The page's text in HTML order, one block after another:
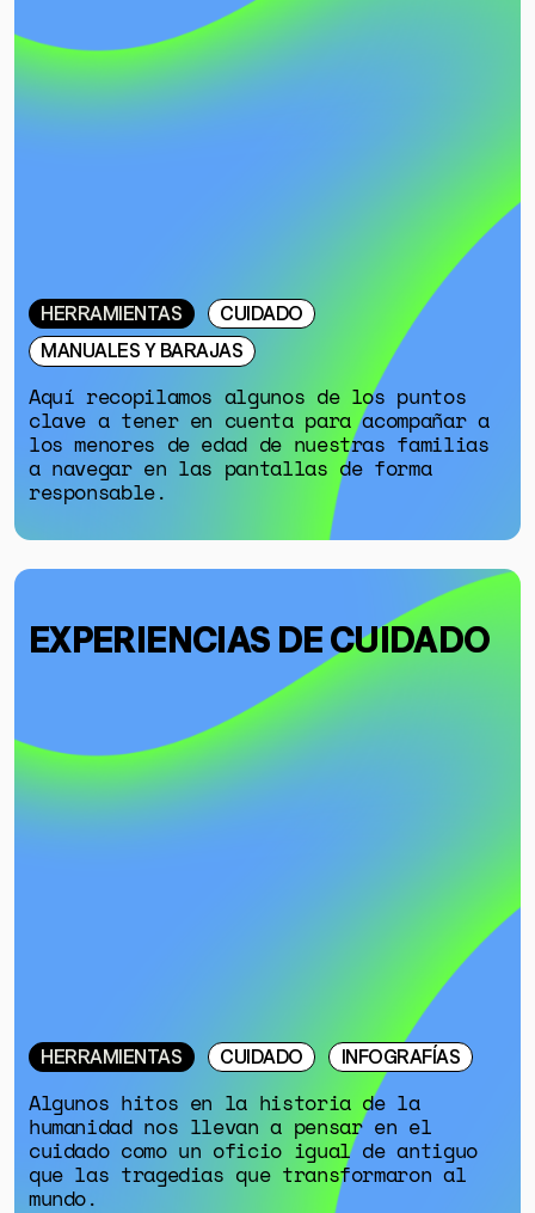
HERRAMIENTAS
CUIDADO
MANUALES Y BARAJAS
Aquí recopilamos algunos de los puntos
clave a tener en cuenta para acompañar a
los menores de edad de nuestras familias
a navegar en las pantallas de forma
responsable.
EXPERIENCIAS DE CUIDADO
HERRAMIENTAS CUIDADO INFOGRAFÍAS
Algunos hitos en la historia de la
humanidad nos llevan a pensar en el
cuidado como un oficio igual de antiguo
que las tragedias que transformaron al
mundo.